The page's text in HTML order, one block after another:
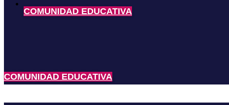
COMUNIDAD EDUCATIVA
COMUNIDAD EDUCATIVA